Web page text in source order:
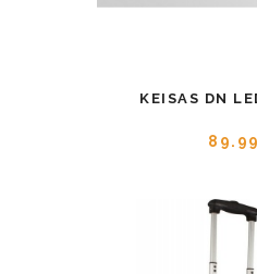
KEISAS DN